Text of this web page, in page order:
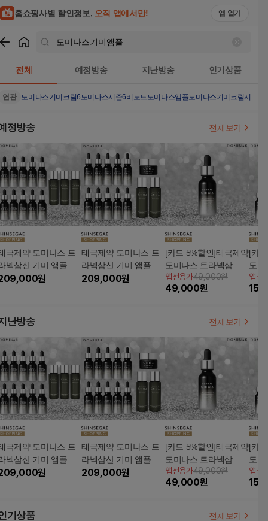
홈쇼핑사별 할인정보, 오직 앱에서만! 앱 열기
전체 예정방송 지난방송 인기상품
연관 도미나스기미크림6도미나스시즌6비노트도미나스앰플도미나스기미크림시즌6
정방송 전체보기
극제약 도미나스 트
넥삼산 기미 앰플 10
+ 에센스 3개
원
태극제약 도미나스 트
라넥삼산 기미 앰플 10
개 + 에센스 2개 + 아이
209,000원
[카드 5%할인]태극제약
도미나스 트라넥삼산
기미 앰플 20ml
앱전용가49,000원
49,000원
[카
도미
기미
4매
앱전
난방송 전체보기
극제약 도미나스 트
넥삼산 기미 앰플 10
+ 에센스 3개
원
태극제약 도미나스 트
라넥삼산 기미 앰플 10
개 + 에센스 2개 + 아이
209,000원
[카드 5%할인]태극제약
도미나스 트라넥삼산
기미 앰플 20ml
앱전용가49,000원
49,000원
[카
도미
기미
4매
앱전
기상품 전체보기